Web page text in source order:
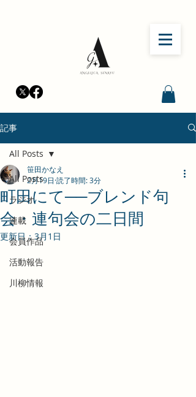
記事
All Posts
ラジオ
連載
会員作品
活動報告
川柳情報
All Posts
町田にて──ブレンド句
会・連句会の二日間
笹田かなえ
2月19日 読了時間: 3分
更新日： 3月1日